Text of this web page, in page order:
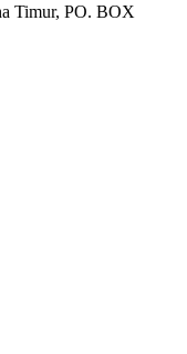
Timur, PO. BOX